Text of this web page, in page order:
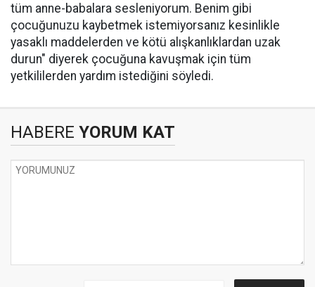
tüm anne-babalara sesleniyorum. Benim gibi
çocuğunuzu kaybetmek istemiyorsanız kesinlikle
yasaklı maddelerden ve kötü alışkanlıklardan uzak
durun" diyerek çocuğuna kavuşmak için tüm
yetkililerden yardım istediğini söyledi.
HABERE YORUM KAT